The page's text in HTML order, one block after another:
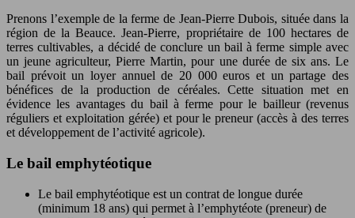
Prenons l’exemple de la ferme de Jean-Pierre Dubois, située dans la
région de la Beauce. Jean-Pierre, propriétaire de 100 hectares de
terres cultivables, a décidé de conclure un bail à ferme simple avec
un jeune agriculteur, Pierre Martin, pour une durée de six ans. Le
bail prévoit un loyer annuel de 20 000 euros et un partage des
bénéfices de la production de céréales. Cette situation met en
évidence les avantages du bail à ferme pour le bailleur (revenus
réguliers et exploitation gérée) et pour le preneur (accès à des terres
et développement de l’activité agricole).
Le bail emphytéotique
Le bail emphytéotique est un contrat de longue durée
(minimum 18 ans) qui permet à l’emphytéote (preneur) de